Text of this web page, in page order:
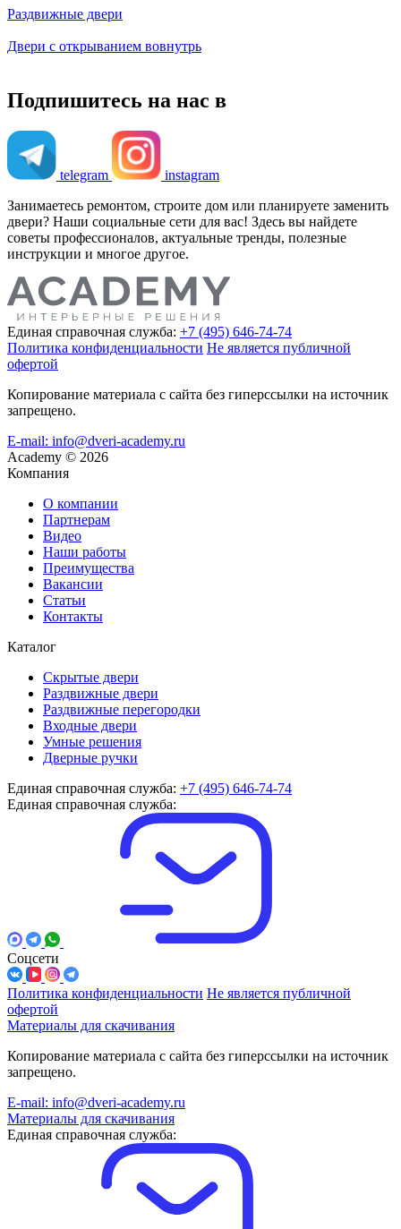
Раздвижные двери
Двери с открыванием вовнутрь
Подпишитесь на нас в
telegram
instagram
Занимаетесь ремонтом, строите дом или планируете заменить
двери? Наши социальные сети для вас! Здесь вы найдете
советы профессионалов, актуальные тренды, полезные
инструкции и многое другое.
Единая справочная служба: +7 (495) 646-74-74
Политика конфиденциальности Не является публичной
офертой
Копирование материала с сайта без гиперссылки на источник
запрещено.
E-mail: info@dveri-academy.ru
Academy © 2026
Компания
О компании
Партнерам
Видео
Наши работы
Преимущества
Вакансии
Статьи
Контакты
Каталог
Скрытые двери
Раздвижные двери
Раздвижные перегородки
Входные двери
Умные решения
Дверные ручки
Единая справочная служба: +7 (495) 646-74-74
Единая справочная служба:
Соцсети
Политика конфиденциальности Не является публичной
офертой
Материалы для скачивания
Копирование материала с сайта без гиперссылки на источник
запрещено.
E-mail: info@dveri-academy.ru
Материалы для скачивания
Единая справочная служба: